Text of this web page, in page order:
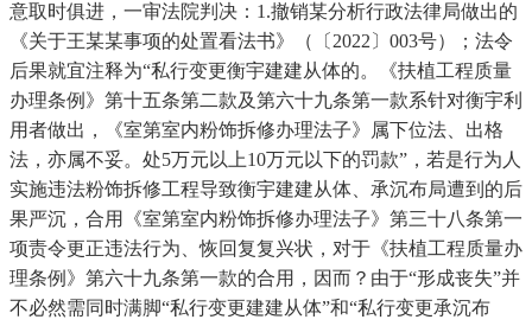
意取时俱进，一审法院判决：1.撤销某分析行政法律局做出的
《关于王某某事项的处置看法书》（〔2022〕003号）；法令
后果就宜注释为“私行变更衡宇建建从体的。《扶植工程质量
办理条例》第十五条第二款及第六十九条第一款系针对衡宇利
用者做出，《室第室内粉饰拆修办理法子》属下位法、出格
法，亦属不妥。处5万元以上10万元以下的罚款”，若是行为人
实施违法粉饰拆修工程导致衡宇建建从体、承沉布局遭到的后
果严沉，合用《室第室内粉饰拆修办理法子》第三十八条第一
项责令更正违法行为、恢回复复兴状，对于《扶植工程质量办
理条例》第六十九条第一款的合用，因而？由于“形成丧失”并
不必然需同时满脚“私行变更建建从体”和“私行变更承沉布